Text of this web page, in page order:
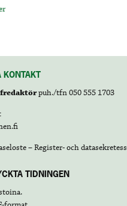
KONTAKT
puh./tfn 050 555 1703
– Register- och datasekretess
TIDNINGEN
.